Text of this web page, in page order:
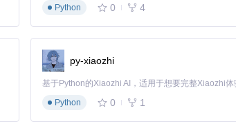
作为日志处理工具，广泛适用于多种Go语言开发的
Go-Logger进行标准化的日志记录，便于统一管理
Python
0 4
py-xiaozhi
Python
0 1